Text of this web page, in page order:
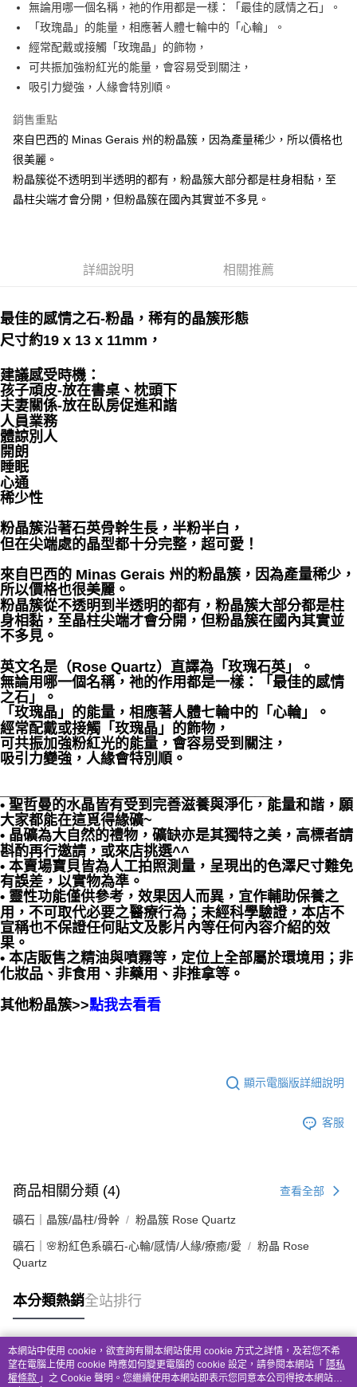
街口支付
悠遊付
ATM付款
全家取貨付款
每筆NT$80，滿NT$3,000(含以上)免運費
7-11取貨付款
每筆NT$80，滿NT$3,000(含以上)免運費
每筆NT$80，滿NT$3,000(含以上)免運費
付款後門市自取
無論用哪一個名稱，祂的作用都是一樣：「最佳的感情之石」。
「玫瑰晶」的能量，相應著人體七輪中的「心輪」。
經常配戴或接觸「玫瑰晶」的飾物，
可共振加強粉紅光的能量，會容易受到關注，
吸引力變強，人緣會特別順。
銷售重點
來自巴西的 Minas Gerais 州的粉晶簇，因為產量稀少，所以價格也
很美麗。
粉晶簇從不透明到半透明的都有，粉晶簇大部分都是柱身相黏，至
晶柱尖端才會分開，但粉晶簇在國內其實並不多見。
詳細說明 相關推薦
最佳的感情之石-粉晶，稀有的晶簇形態
尺寸約19 x 13 x 11mm，
建議感受時機：
孩子頑皮-放在書桌、枕頭下
夫妻關係-放在臥房促進和諧
人員業務
體諒別人
開朗
睡眠
心通
稀少性
粉晶簇沿著石英骨幹生長，半粉半白，
但在尖端處的晶型都十分完整，超可愛！
來自巴西的 Minas Gerais 州的粉晶簇，因為產量稀少，
所以價格也很美麗。
粉晶簇從不透明到半透明的都有，粉晶簇大部分都是柱
身相黏，至晶柱尖端才會分開，但粉晶簇在國內其實並
不多見。
英文名是（Rose Quartz）直譯為「玫瑰石英」。
無論用哪一個名稱，祂的作用都是一樣：「最佳的感情
之石」。
「玫瑰晶」的能量，相應著人體七輪中的「心輪」。
經常配戴或接觸「玫瑰晶」的飾物，
可共振加強粉紅光的能量，會容易受到關注，
吸引力變強，人緣會特別順。
• 聖哲曼的水晶皆有受到完善滋養與淨化，能量和諧，願
大家都能在這覓得緣礦~
• 晶礦為大自然的禮物，礦缺亦是其獨特之美，高標者請
斟酌再行邀請，或來店挑選^^
• 本賣場寶貝皆為人工拍照測量，呈現出的色澤尺寸難免
有誤差，以實物為準。
• 靈性功能僅供參考，效果因人而異，宜作輔助保養之
用，不可取代必要之醫療行為；未經科學驗證，本店不
宣稱也不保證任何貼文及影片內等任何內容介紹的效
果。
• 本店販售之精油與噴霧等，定位上全部屬於環境用；非
化妝品、非食用、非藥用、非推拿等。
其他粉晶簇>>點我去看看
顯示電腦版詳細說明
客服
商品相關分類 (4) 查看全部
礦石｜晶簇/晶柱/骨幹 粉晶簇 Rose Quartz
礦石｜🌸粉紅色系礦石-心輪/感情/人緣/療癒/愛
粉晶 Rose
Quartz
本分類熱銷全站排行
熱門標籤
本網站中使用 cookie，欲查詢有關本網站使用 cookie 方式之詳情，及若您不希
望在電腦上使用 cookie 時應如何變更電腦的 cookie 設定，請參閱本網站「 隱私
權條款 」之 Cookie 聲明。您繼續使用本網站即表示您同意本公司得按本網站使